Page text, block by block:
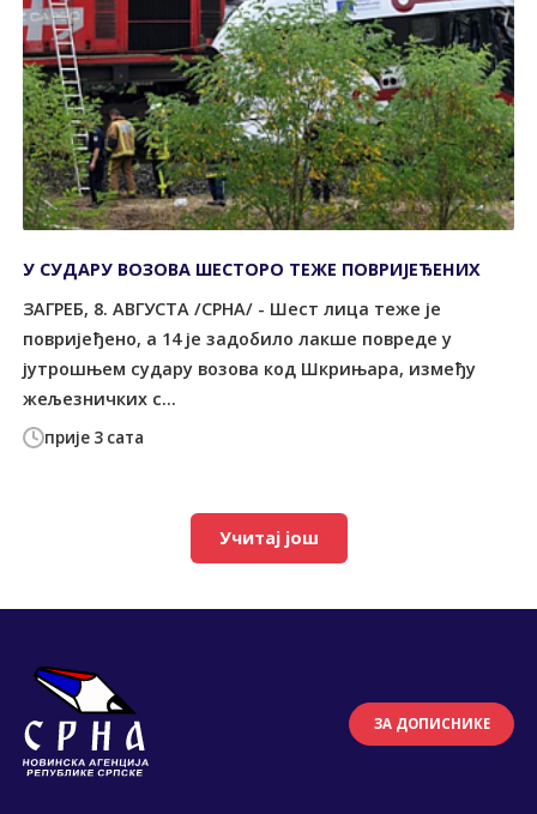
прије 3 сата
У СУДАРУ ВОЗОВА ШЕСТОРО ТЕЖЕ ПОВРИЈЕЂЕНИХ
ЗАГРЕБ, 8. АВГУСТА /СРНА/ - Шест лица теже је
повријеђено, а 14 је задобило лакше повреде у
јутрошњем судару возова код Шкрињара, између
жељезничких с...
Учитај још
ЗА ДОПИСНИКЕ